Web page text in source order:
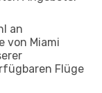
an
von Miami
Flüge